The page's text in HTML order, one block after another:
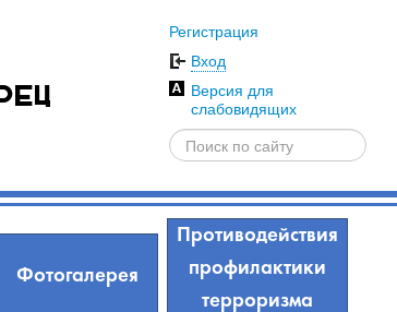
Регистрация
Вход
Версия для
слабовидящих
Фотогалерея
Противодействия
профилактики
терроризма